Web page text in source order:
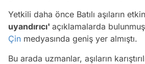
Yetkili daha önce Batılı aşıların
uyandırıcı' açıklamalarda
Çin medyasında geniş yer almıştı.
Bu arada uzmanlar, aşıların